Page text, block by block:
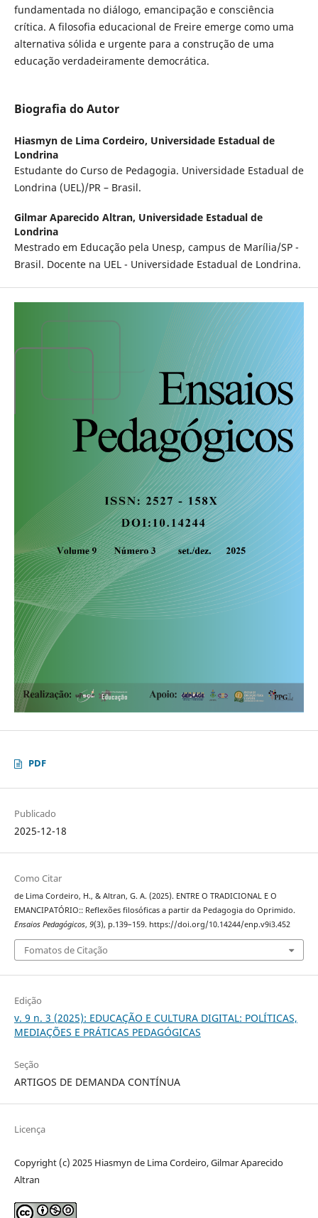
fundamentada no diálogo, emancipação e consciência
crítica. A filosofia educacional de Freire emerge como uma
alternativa sólida e urgente para a construção de uma
educação verdadeiramente democrática.
Biografia do Autor
Hiasmyn de Lima Cordeiro, Universidade Estadual de
Londrina
Estudante do Curso de Pedagogia. Universidade Estadual de
Londrina (UEL)/PR – Brasil.
Gilmar Aparecido Altran, Universidade Estadual de
Londrina
Mestrado em Educação pela Unesp, campus de Marília/SP -
Brasil. Docente na UEL - Universidade Estadual de Londrina.
PDF
Publicado
2025-12-18
Como Citar
de Lima Cordeiro, H., & Altran, G. A. (2025). ENTRE O TRADICIONAL E O
EMANCIPATÓRIO:: Reflexões filosóficas a partir da Pedagogia do Oprimido.
Ensaios Pedagógicos, 9(3), p.139–159. https://doi.org/10.14244/enp.v9i3.452
Fomatos de Citação
Edição
v. 9 n. 3 (2025): EDUCAÇÃO E CULTURA DIGITAL: POLÍTICAS,
MEDIAÇÕES E PRÁTICAS PEDAGÓGICAS
Seção
ARTIGOS DE DEMANDA CONTÍNUA
Licença
Copyright (c) 2025 Hiasmyn de Lima Cordeiro, Gilmar Aparecido
Altran